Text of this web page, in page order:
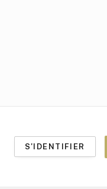
S'IDENTIFIER